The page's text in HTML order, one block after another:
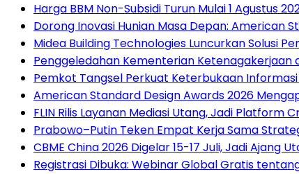
Harga BBM Non-Subsidi Turun Mulai 1 Agustus
Dorong Inovasi Hunian Masa Depan: American
Midea Building Technologies Luncurkan Solusi
Penggeledahan Kementerian Ketenagakerjaan
Pemkot Tangsel Perkuat Keterbukaan
American Standard Design Awards 2026
FLIN Rilis Layanan Mediasi Utang, Jadi Platform
Prabowo–Putin Teken Empat Kerja Sama
CBME China 2026 Digelar 15-17 Juli, Jadi Ajang
Registrasi Dibuka: Webinar Global Gratis